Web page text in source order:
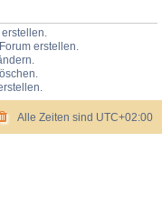
erstellen.
löschen.
Alle Zeiten sind UTC+02:00